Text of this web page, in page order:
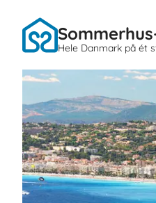
Hele Danmark på ét